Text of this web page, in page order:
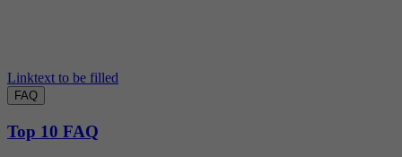
Linktext to be filled
FAQ
Top 10 FAQ